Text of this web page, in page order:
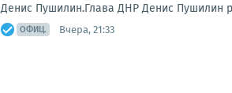
Денис Пушилин.Глава ДНР Денис Пушилин
ОФИЦ. Вчера, 21:33